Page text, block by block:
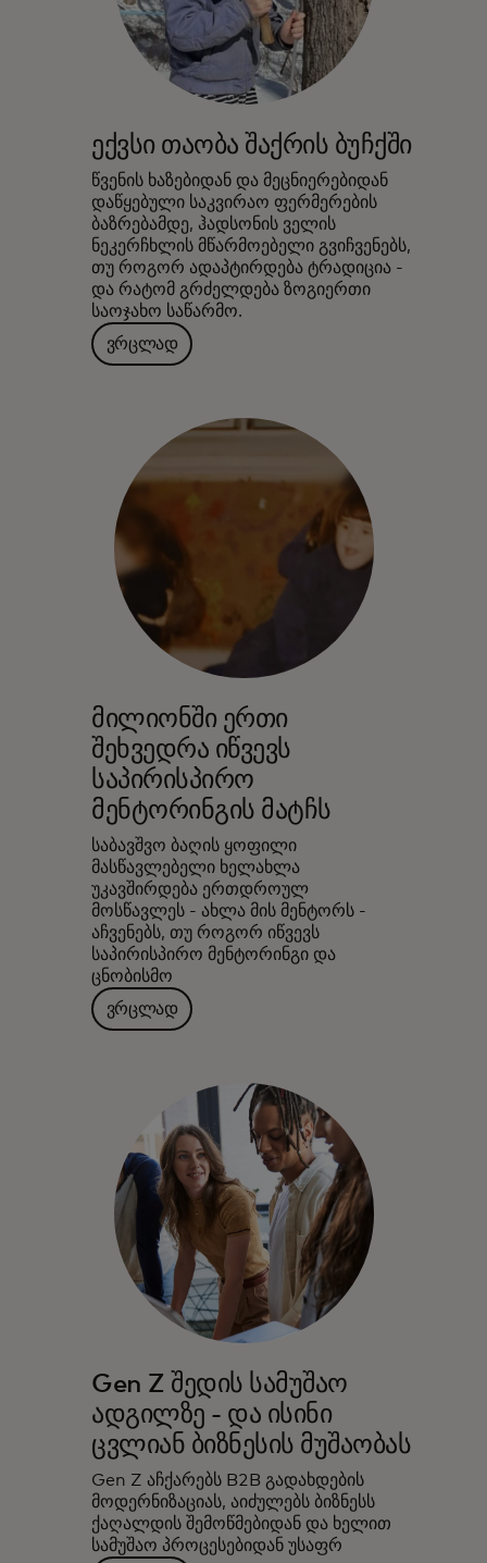
ექვსი თაობა შაქრის ბუჩქში
წვენის ხაზებიდან და მეცნიერებიდან
დაწყებული საკვირაო ფერმერების
ბაზრებამდე, ჰადსონის ველის
ნეკერჩხლის მწარმოებელი გვიჩვენებს,
თუ როგორ ადაპტირდება ტრადიცია -
და რატომ გრძელდება ზოგიერთი
საოჯახო საწარმო.
ვრცლად
მილიონში ერთი
შეხვედრა იწვევს
საპირისპირო
მენტორინგის მატჩს
საბავშვო ბაღის ყოფილი
მასწავლებელი ხელახლა
უკავშირდება ერთდროულ
მოსწავლეს - ახლა მის მენტორს -
აჩვენებს, თუ როგორ იწვევს
საპირისპირო მენტორინგი და
ცნობისმო
ვრცლად
Gen Z შედის სამუშაო
ადგილზე - და ისინი
ცვლიან ბიზნესის მუშაობას
Gen Z აჩქარებს B2B გადახდების
მოდერნიზაციას, აიძულებს ბიზნესს
ქაღალდის შემოწმებიდან და ხელით
სამუშაო პროცესებიდან უსაფრ